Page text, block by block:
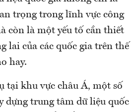
trọng trong lĩnh vực công
còn là một yếu tố cần thiết
lai của các quốc gia trên thế
hay.
tại khu vực châu Á, một số
dựng trung tâm dữ liệu quốc